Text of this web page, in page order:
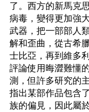
了。西方的新馬克
病毒，變得更加強
武器，把一部部人
解和歪曲，從古希
士比亞，再到維多
評論使用晦澀難懂
測，但許多研究的
指出某部作品包含
族的偏見，因此屬